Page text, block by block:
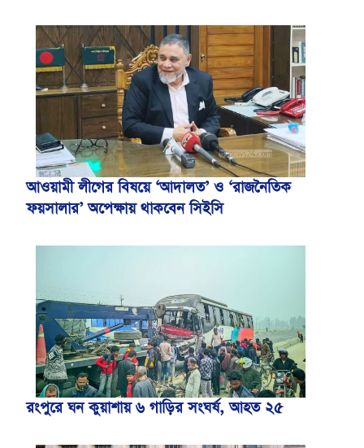
আওয়ামী লীগের বিষয়ে ‘আদালত’ ও ‘রাজনৈতিক
ফয়সালার’ অপেক্ষায় থাকবেন সিইসি
রংপুরে ঘন কুয়াশায় ৬ গাড়ির সংঘর্ষ, আহত ২৫